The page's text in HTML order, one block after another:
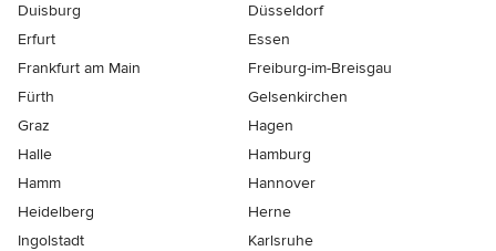
Duisburg
Düsseldorf
Erfurt
Essen
Frankfurt am Main
Freiburg-im-Breisgau
Fürth
Gelsenkirchen
Graz
Hagen
Halle
Hamburg
Hamm
Hannover
Heidelberg
Herne
Ingolstadt
Karlsruhe